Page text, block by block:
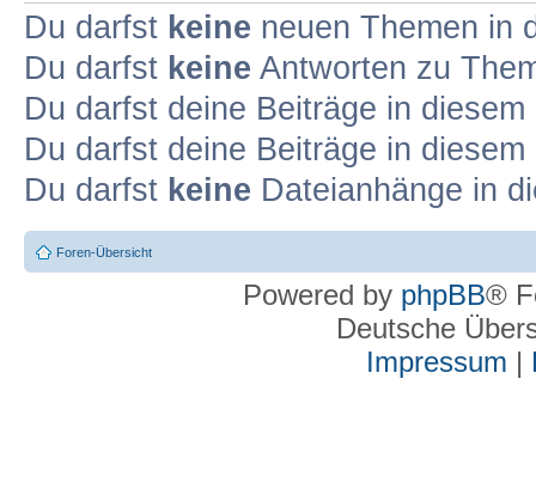
Du darfst keine neuen Themen in
Du darfst keine Antworten zu
Du darfst deine Beiträge in
Du darfst deine Beiträge in
Du darfst keine Dateianhänge in
Foren-Übersicht
Powered by phpBB®
Deutsche
Impressum |